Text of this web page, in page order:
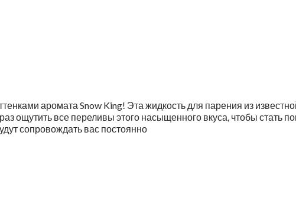
аромата Snow King! Эта жидкость для парения из
ощутить все переливы этого насыщенного вкуса, чтобы стать
сопровождать вас постоянно